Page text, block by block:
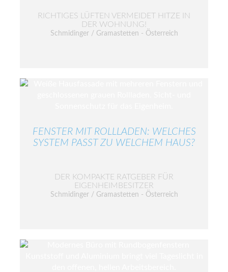
RICHTIGES LÜFTEN VERMEIDET HITZE IN
DER WOHNUNG!
Schmidinger / Gramastetten - Österreich
FENSTER MIT ROLLLADEN: WELCHES
SYSTEM PASST ZU WELCHEM HAUS?
DER KOMPAKTE RATGEBER FÜR
EIGENHEIMBESITZER
Schmidinger / Gramastetten - Österreich